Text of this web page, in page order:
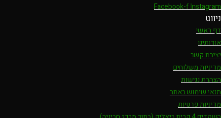
Facebook-fInstagram
ניווט
דף ראשי
אודותינו
יצירת קשר
מדיניות משלוחים
הצהרת נגישות
תנאי שימוש באתר
מדיניות פרטיות